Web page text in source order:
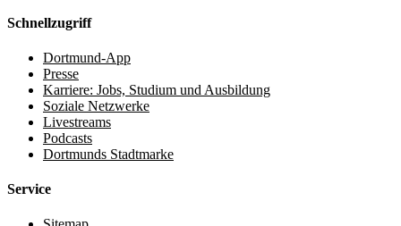
Schnellzugriff
Dortmund-App
Presse
Karriere: Jobs, Studium und Ausbildung
Soziale Netzwerke
Livestreams
Podcasts
Dortmunds Stadtmarke
Service